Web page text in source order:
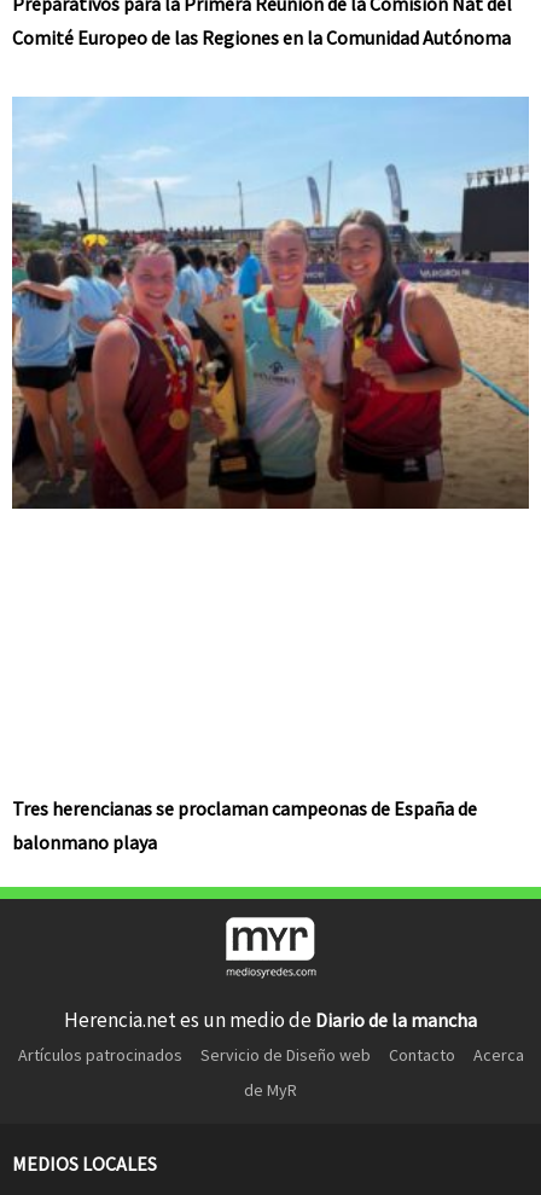
Comité Europeo de las Regiones en la Comunidad Autónoma
Tres herencianas se proclaman campeonas de España de
balonmano playa
Herencia.net es un medio de Diario de la mancha
Artículos patrocinados Servicio de Diseño web Contacto
Acerca
de MyR
MEDIOS LOCALES